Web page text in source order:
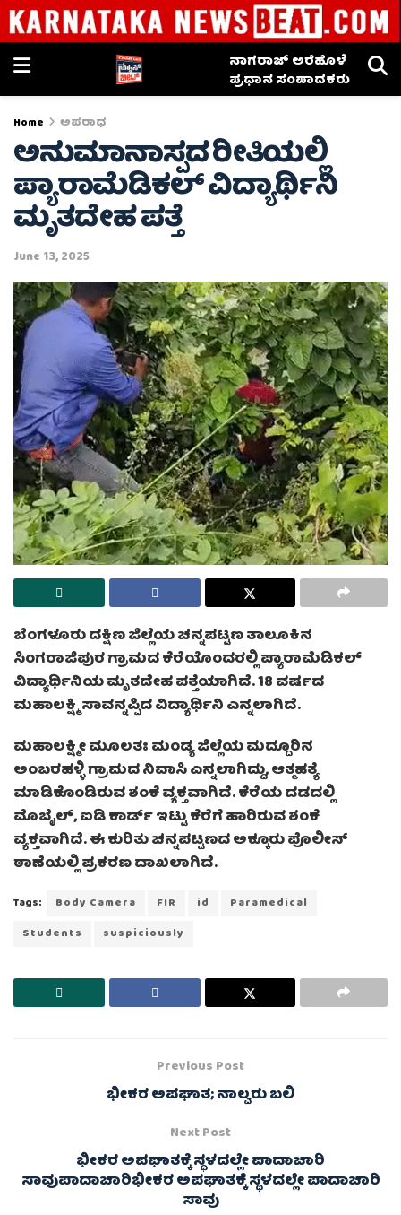
ನಾಗರಾಜ್ ಅರೆಹೊಳೆ
ಪ್ರಧಾನ ಸಂಪಾದಕರು
Home ಅಪರಾಧ
ಅನುಮಾನಾಸ್ಪದ ರೀತಿಯಲ್ಲಿ
ಪ್ಯಾರಾಮೆಡಿಕಲ್ ವಿದ್ಯಾರ್ಥಿನಿ
ಮೃತದೇಹ ಪತ್ತೆ
June 13, 2025
ಬೆಂಗಳೂರು ದಕ್ಷಿಣ ಜಿಲ್ಲೆಯ ಚನ್ನಪಟ್ಟಣ ತಾಲೂಕಿನ
ಸಿಂಗರಾಜಿಪುರ ಗ್ರಾಮದ ಕೆರೆಯೊಂದರಲ್ಲಿ ಪ್ಯಾರಾಮೆಡಿಕಲ್
ವಿದ್ಯಾರ್ಥಿನಿಯ ಮೃತದೇಹ ಪತ್ತೆಯಾಗಿದೆ. 18 ವರ್ಷದ
ಮಹಾಲಕ್ಷ್ಮಿ ಸಾವನ್ನಪ್ಪಿದ ವಿದ್ಯಾರ್ಥಿನಿ ಎನ್ನಲಾಗಿದೆ.
ಮಹಾಲಕ್ಷ್ಮೀ ಮೂಲತಃ ಮಂಡ್ಯ ಜಿಲ್ಲೆಯ ಮದ್ದೂರಿನ
ಅಂಬರಹಳ್ಳಿ ಗ್ರಾಮದ ನಿವಾಸಿ ಎನ್ನಲಾಗಿದ್ದು, ಆತ್ಮಹತ್ಯೆ
ಮಾಡಿಕೊಂಡಿರುವ ಶಂಕೆ ವ್ಯಕ್ತವಾಗಿದೆ. ಕೆರೆಯ ದಡದಲ್ಲಿ
ಮೊಬೈಲ್, ಐಡಿ ಕಾರ್ಡ್ ಇಟ್ಟು ಕೆರೆಗೆ ಹಾರಿರುವ ಶಂಕೆ
ವ್ಯಕ್ತವಾಗಿದೆ. ಈ ಕುರಿತು ಚನ್ನಪಟ್ಟಣದ ಅಕ್ಕೂರು ಪೊಲೀಸ್
ಠಾಣೆಯಲ್ಲಿ ಪ್ರಕರಣ ದಾಖಲಾಗಿದೆ.
Tags: Body Camera FIR id
Paramedical
Students
suspiciously
Previous Post
ಭೀಕರ ಅಪಘಾತ; ನಾಲ್ವರು ಬಲಿ
Next Post
ಭೀಕರ ಅಪಘಾತಕ್ಕೆ ಸ್ಥಳದಲ್ಲೇ ಪಾದಾಚಾರಿ
ಸಾವುಪಾದಾಚಾರಿಭೀಕರ ಅಪಘಾತಕ್ಕೆ ಸ್ಥಳದಲ್ಲೇ ಪಾದಾಚಾರಿ
ಸಾವು